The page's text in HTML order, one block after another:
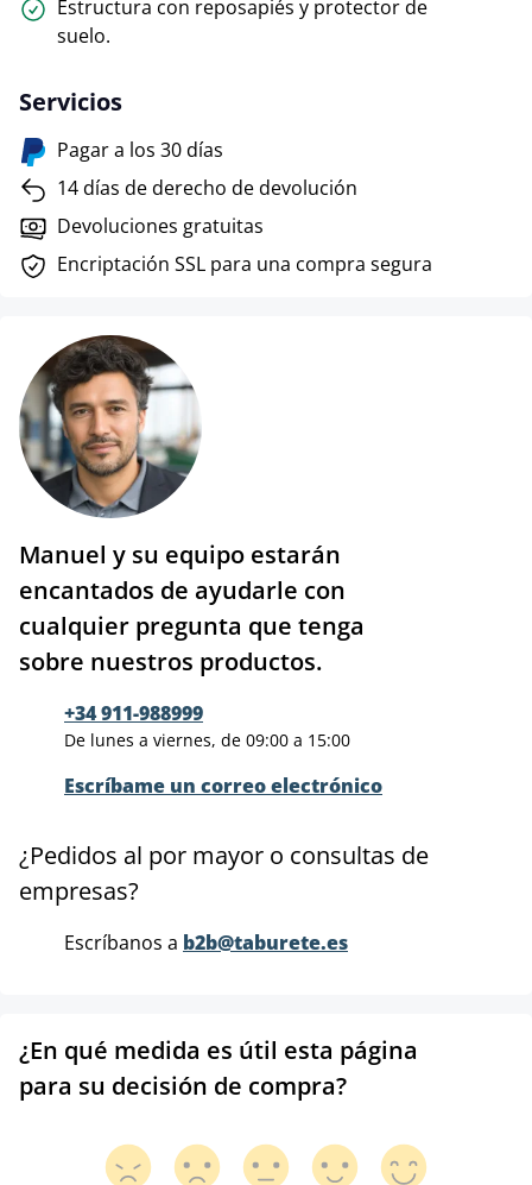
Estructura con reposapiés y protector de
suelo.
Servicios
Pagar a los 30 días
14 días de derecho de devolución
Devoluciones gratuitas
Encriptación SSL para una compra segura
Manuel y su equipo estarán
encantados de ayudarle con
cualquier pregunta que tenga
sobre nuestros productos.
+34 911-988999
De lunes a viernes, de 09:00 a 15:00
Escríbame un correo electrónico
¿Pedidos al por mayor o consultas de
empresas?
Escríbanos a b2b@taburete.es
¿En qué medida es útil esta página
para su decisión de compra?